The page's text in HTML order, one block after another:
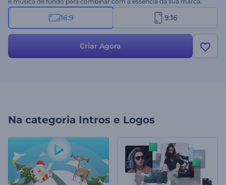
Ideal para marcas de moda, boutiques, serviços de beleza e outras
apresentações artísticas. Crie agora e revele sua marca com
16:9 9:16
Criar Agora
Na categoria Intros e Logos